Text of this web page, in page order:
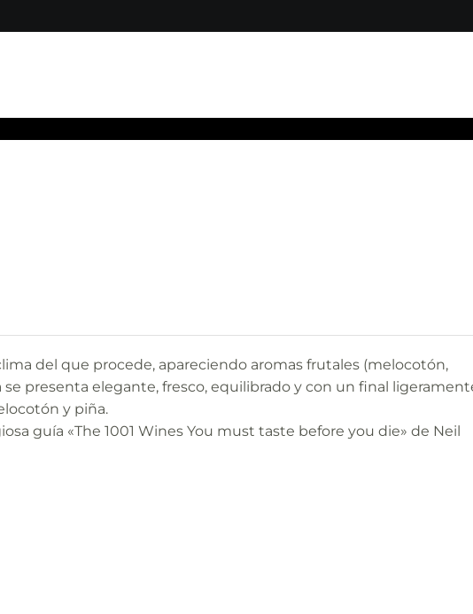
del que procede, apareciendo aromas frutales (melocotón,
se presenta elegante, fresco, equilibrado y con un final
y piña.
guía «The 1001 Wines You must taste before you die» de Neil